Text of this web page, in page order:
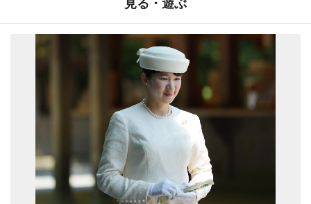
見る・遊ぶ